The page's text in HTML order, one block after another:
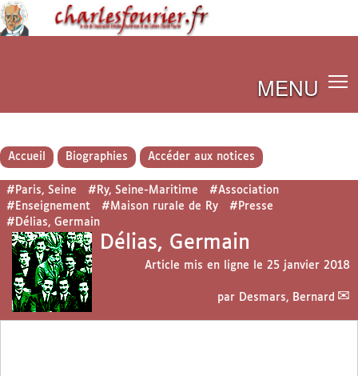
MENU
Accueil Biographies Accéder aux notices
#Paris, Seine #Ry, Seine-Maritime
#Association
#Enseignement
#Maison rurale de Ry
#Presse
#Délias, Germain
Délias, Germain
Article mis en ligne le 25 janvier 2018
par Desmars, Bernard